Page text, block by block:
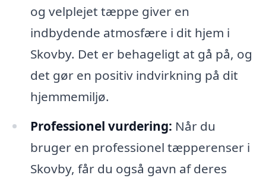
og velplejet tæppe giver en
indbydende atmosfære i dit hjem i
Skovby. Det er behageligt at gå på, og
det gør en positiv indvirkning på dit
hjemmemiljø.
Professionel vurdering: Når du
bruger en professionel tæpperenser i
Skovby, får du også gavn af deres